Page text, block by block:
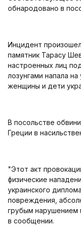
обнародовано в
Инцидент
памятник Тарасу
настроенных лиц
лозунгами напала
женщины и дети
В посольстве
Греции в
"Этот акт
физические
украинского
повреждения,
грубым
в сообщении.